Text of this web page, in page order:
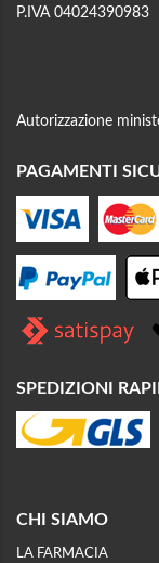
P.IVA 04024390983
Autorizzazione
PAGAMENTI
SPEDIZIONI
CHI SIAMO
LA FARMACIA